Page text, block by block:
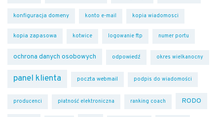
konfiguracja domeny konto e-mail kopia wiadomosci
kopia zapasowa kotwice logowanie ftp numer portu
ochrona danych osobowych odpowiedź okres wielkanocny
panel klienta poczta webmail podpis do wiadomości
producenci płatność elektroniczna ranking coach RODO